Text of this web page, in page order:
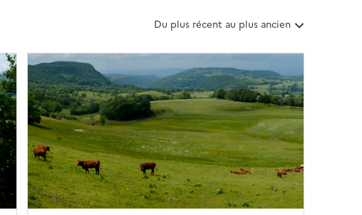
T
i
e
r
l
e
s
a
r
t
i
c
l
Du plus récent au plus ancien